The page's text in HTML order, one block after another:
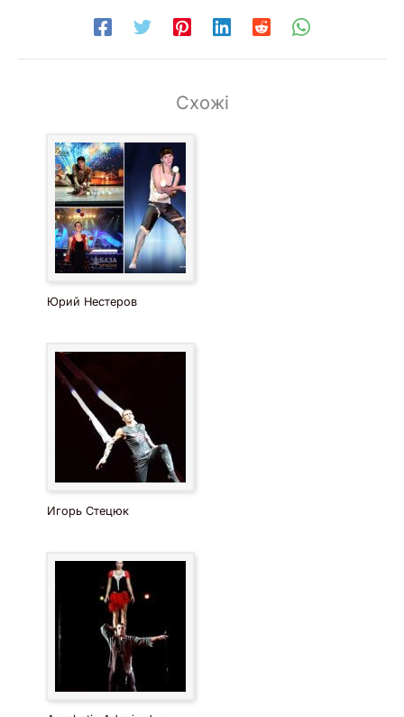
воздушную гимнастику лучше увидеть в движении. Ниже
Схожі
Юрий Нестеров
Игорь Стецюк